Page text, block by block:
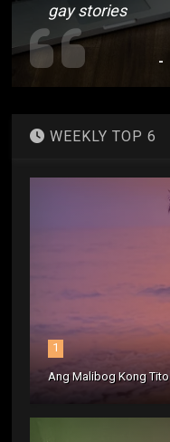
gay stories
-
WEEKLY TOP 6
1
Ang Malibog Kong Tito